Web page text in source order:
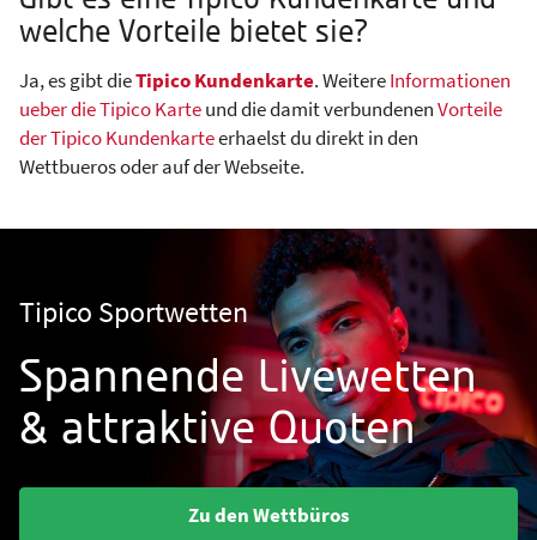
welche Vorteile bietet sie?
Ja, es gibt dieTipico Kundenkarte. WeitereInformationen
ueber die Tipico Karteund die damit verbundenenVorteile
der Tipico Kundenkarteerhaelst du direkt in den
Wettbueros oder auf der Webseite.
Tipico Sportwetten
Spannende Livewetten
& attraktive Quoten
Zu den Wettbüros